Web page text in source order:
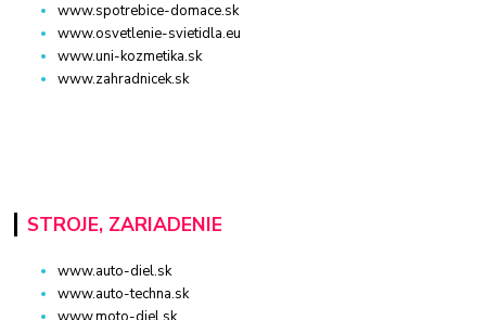
www.spotrebice-domace.sk
www.osvetlenie-svietidla.eu
www.uni-kozmetika.sk
www.zahradnicek.sk
STROJE, ZARIADENIE
www.auto-diel.sk
www.auto-techna.sk